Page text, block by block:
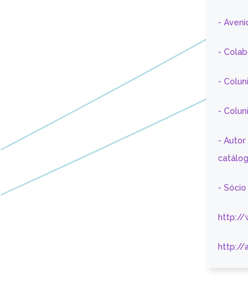
-
-
-
-
- Autor
- Sócio
http://
http://